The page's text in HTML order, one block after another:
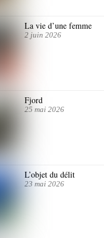
La vie d’une femme
2 juin 2026
Fjord
25 mai 2026
L’objet du délit
23 mai 2026